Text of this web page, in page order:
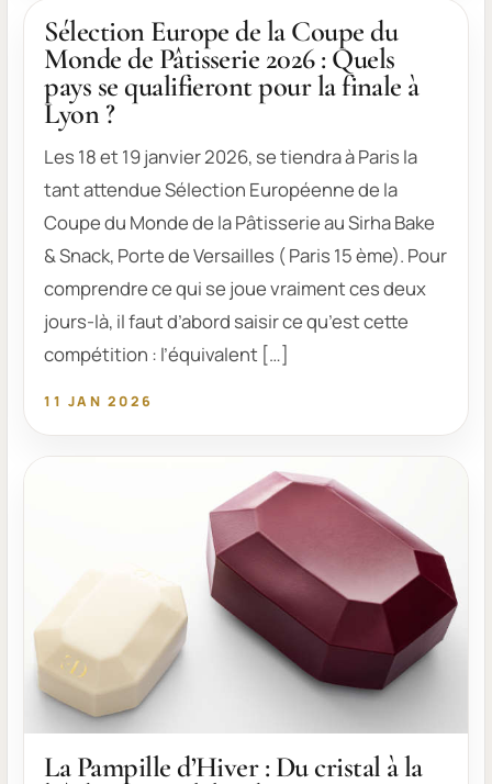
Sélection Europe de la Coupe du
Monde de Pâtisserie 2026 : Quels
pays se qualifieront pour la finale à
Lyon ?
Les 18 et 19 janvier 2026, se tiendra à Paris la
tant attendue Sélection Européenne de la
Coupe du Monde de la Pâtisserie au Sirha Bake
& Snack, Porte de Versailles ( Paris 15 ème). Pour
comprendre ce qui se joue vraiment ces deux
jours-là, il faut d’abord saisir ce qu’est cette
compétition : l’équivalent […]
11 JAN 2026
La Pampille d’Hiver : Du cristal à la